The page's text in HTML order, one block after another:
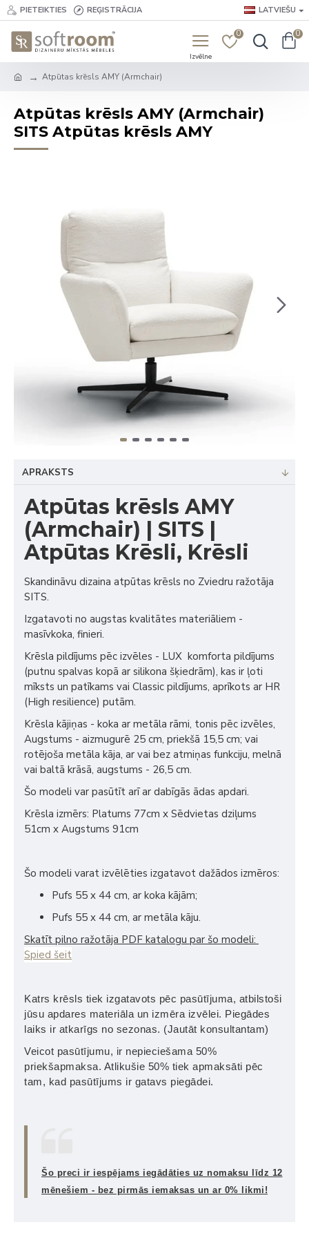
PIETEIKTIES REĢISTRĀCIJA LATVIEŠU
0 0
Atpūtas krēsls AMY (Armchair)
Atpūtas krēsls AMY (Armchair)
SITS Atpūtas krēsls AMY
APRAKSTS
Atpūtas krēsls AMY
(Armchair) | SITS |
Atpūtas Krēsli, Krēsli
Skandināvu dizaina atpūtas krēsls no Zviedru ražotāja
SITS.
Izgatavoti no augstas kvalitātes materiāliem -
masīvkoka, finieri.
Krēsla pildījums pēc izvēles - LUX komforta pildījums
(putnu spalvas kopā ar silikona šķiedrām), kas ir ļoti
mīksts un patīkams vai Classic pildījums, aprīkots ar HR
(High resilience) putām.
Krēsla kājiņas - koka ar metāla rāmi, tonis pēc izvēles,
Augstums - aizmugurē 25 cm, priekšā 15,5 cm; vai
rotējoša metāla kāja, ar vai bez atmiņas funkciju, melnā
vai baltā krāsā, augstums - 26,5 cm.
Šo modeli var pasūtīt arī ar dabīgās ādas apdari.
Krēsla izmērs: Platums 77cm x Sēdvietas dziļums
51cm x Augstums 91cm
Šo modeli varat izvēlēties izgatavot dažādos izmēros:
Pufs 55 x 44 cm, ar koka kājām;
Pufs 55 x 44 cm, ar metāla kāju.
Skatīt pilno ražotāja PDF katalogu par šo modeli:
Spied šeit
Katrs krēsls tiek izgatavots pēc pasūtījuma, atbilstoši
jūsu apdares materiāla un izmēra izvēlei. Piegādes
laiks ir atkarīgs no sezonas. (Jautāt konsultantam)
Veicot pasūtījumu, ir nepieciešama 50%
priekšapmaksa. Atlikušie 50% tiek apmaksāti pēc
tam, kad pasūtījums ir gatavs piegādei.
Šo preci ir iespējams iegādāties uz nomaksu līdz 12
mēnešiem - bez pirmās iemaksas un ar 0% likmi!